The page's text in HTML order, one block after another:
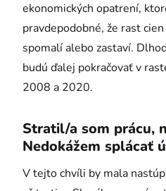
ekonomických opatrení,
pravdepodobné, že rast
spomalí alebo zastaví.
budú ďalej pokračovať v
2008 a 2020.
Stratil/a som prácu,
Nedokážem splácať
V tejto chvíli by mala